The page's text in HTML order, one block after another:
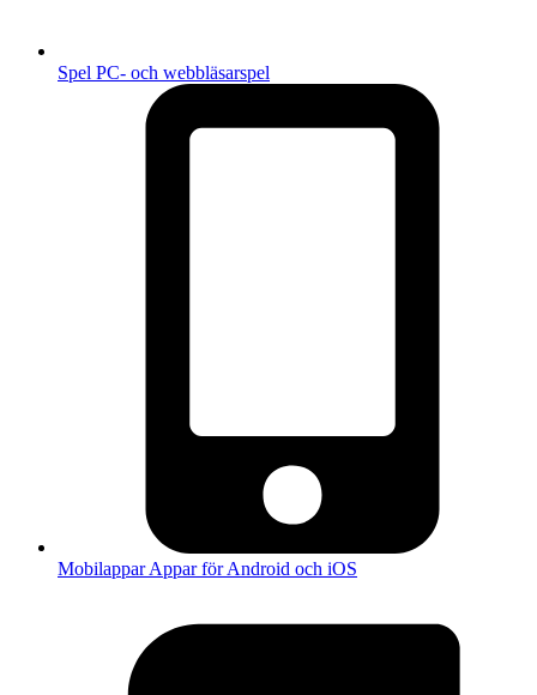
Spel PC- och webbläsarspel
MobilapparAppar för Android och iOS